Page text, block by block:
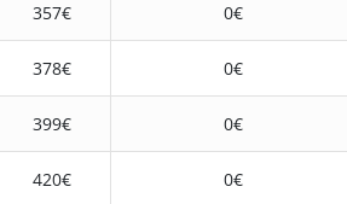
357€ 0€
378€ 0€
399€ 0€
420€ 0€